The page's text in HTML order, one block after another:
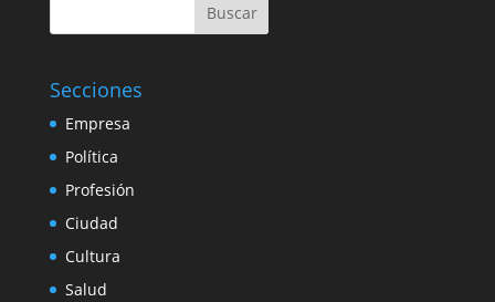
Buscar
Secciones
Empresa
Política
Profesión
Ciudad
Cultura
Salud